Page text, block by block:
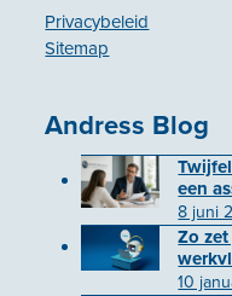
Privacybeleid
Sitemap
Andress Blog
een
8 juni
Zo
10